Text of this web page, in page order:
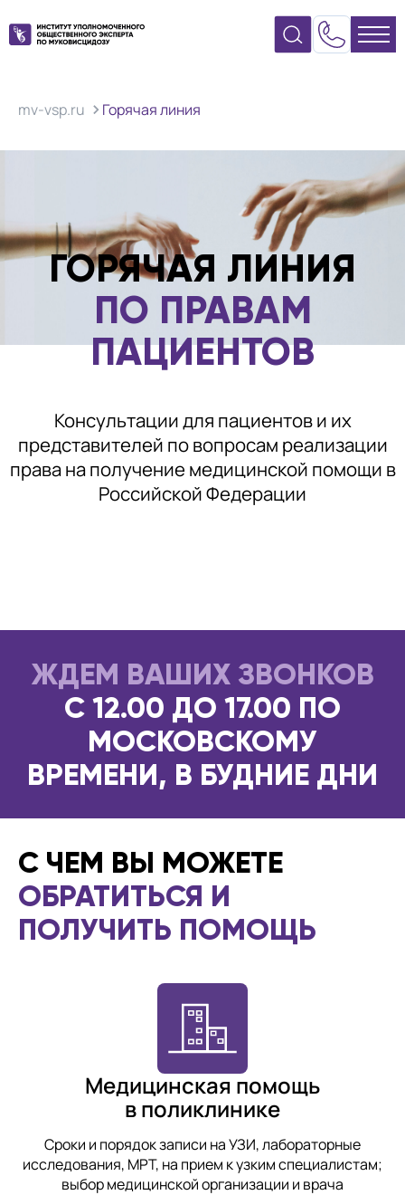
mv-vsp.ru Горячая линия
ГОРЯЧАЯ ЛИНИЯ
ПО ПРАВАМ
ПАЦИЕНТОВ
Консультации для пациентов и их
представителей по вопросам реализации
права на получение медицинской помощи в
Российской Федерации
ЖДЕМ ВАШИХ ЗВОНКОВ
С 12.00 ДО 17.00 ПО
МОСКОВСКОМУ
ВРЕМЕНИ, В БУДНИЕ ДНИ
С ЧЕМ ВЫ МОЖЕТЕ
ОБРАТИТЬСЯ И
ПОЛУЧИТЬ ПОМОЩЬ
Медицинская помощь
в поликлинике
Сроки и порядок записи на УЗИ, лабораторные
исследования, МРТ, на прием к узким специалистам;
выбор медицинской организации и врача